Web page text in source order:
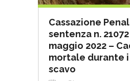
Cassazione
sentenza n.
maggio 2022 –
mortale durante
scavo